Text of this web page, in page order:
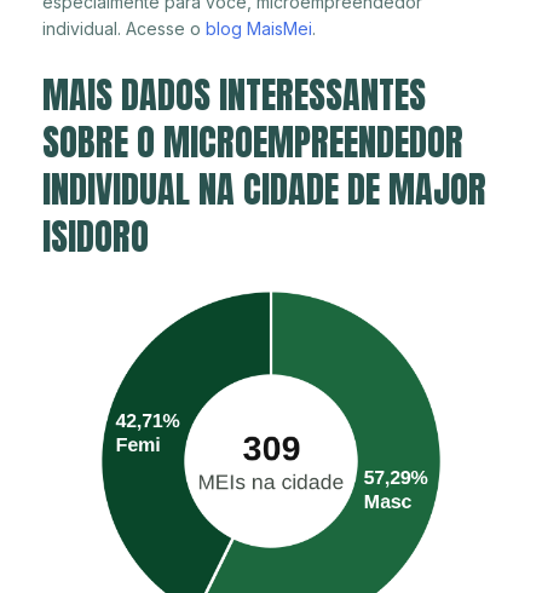
individual. Acesse o blog MaisMei.
MAIS DADOS INTERESSANTES
SOBRE O MICROEMPREENDEDOR
INDIVIDUAL NA CIDADE DE MAJOR
ISIDORO